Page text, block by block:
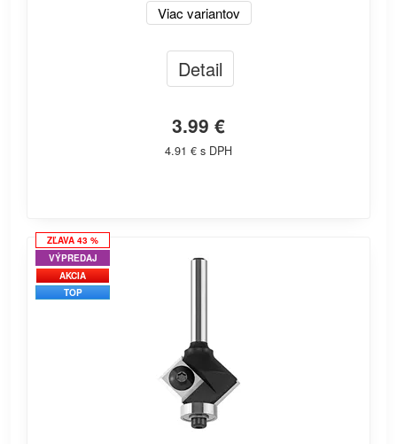
Viac variantov
Detail
3.99 €
4.91 € s DPH
ZĽAVA 43 %
VÝPREDAJ
AKCIA
TOP